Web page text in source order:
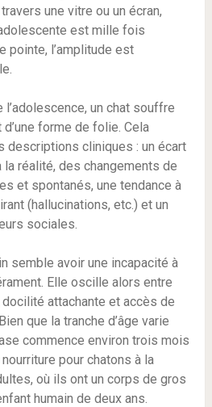
une vitre ou un écran,
est mille fois
pointe, l’amplitude est
un chat souffre
d’une forme de folie. Cela
descriptions cliniques : un écart
réalité, des changements de
et spontanés, une tendance à
(hallucinations, etc.) et un
sociales.
semble avoir une incapacité à
Elle oscille alors entre
attachante et accès de
que la tranche d’âge varie
commence environ trois mois
pour chatons à la
où ils ont un corps de gros
humain de deux ans.